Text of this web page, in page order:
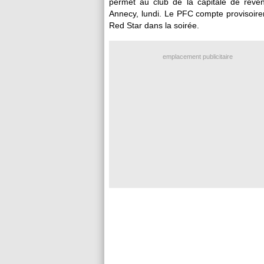
Annecy, lundi. Le PFC compte
Red Star dans la soirée.
emplacement publicitaire